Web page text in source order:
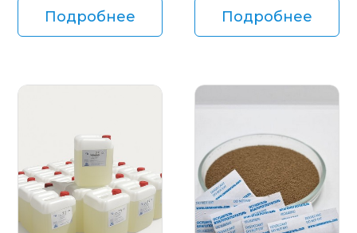
Подробнее Подробнее